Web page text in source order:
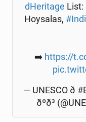
dHe­ri­ta­ge List:
Hoy­sa­las,
➡️ https://
— UNESCO
ðºð³